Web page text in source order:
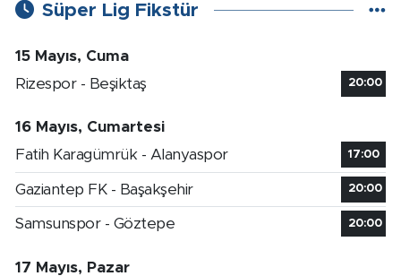
Süper Lig Fikstür
15 Mayıs, Cuma
Rizespor - Beşiktaş
20:00
16 Mayıs, Cumartesi
Fatih Karagümrük - Alanyaspor
17:00
Gaziantep FK - Başakşehir 20:00
Samsunspor - Göztepe 20:00
17 Mayıs, Pazar